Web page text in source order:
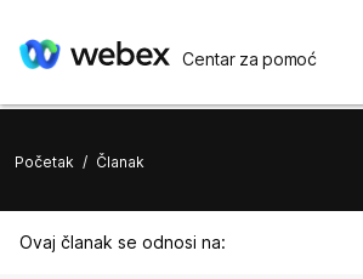
Centar za pomoć
Početak / Članak
Ovaj članak se odnosi na: